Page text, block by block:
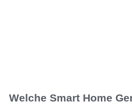
Welche Smart Home